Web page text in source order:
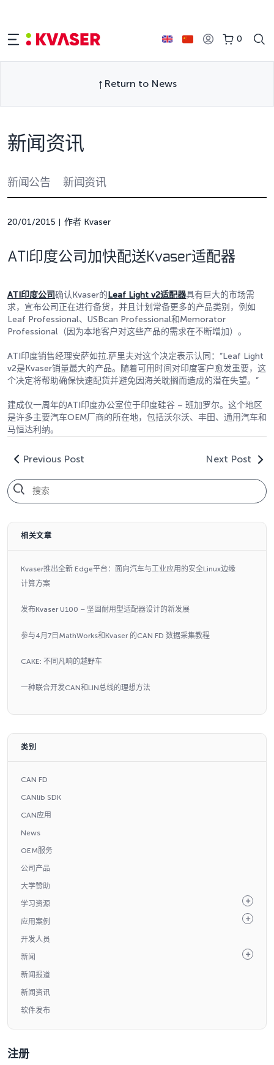
0
Return to News
新闻资讯
新闻公告 新闻资讯
20/01/2015 作者 Kvaser
ATI印度公司加快配送Kvaser适配器
ATI印度公司确认Kvaser的Leaf Light v2适配器具有巨大的市场需
求，宣布公司正在进行备货，并且计划常备更多的产品类别，例如
Leaf Professional、USBcan Professional和Memorator
Professional（因为本地客户对这些产品的需求在不断增加）。
ATI印度销售经理安萨如拉.萨里夫对这个决定表示认同：“Leaf Light
v2是Kvaser销量最大的产品。随着可用时间对印度客户愈发重要，这
个决定将帮助确保快速配货并避免因海关耽搁而造成的潜在失望。”
建成仅一周年的ATI印度办公室位于印度硅谷 – 班加罗尔。这个地区
是许多主要汽车OEM厂商的所在地，包括沃尔沃、丰田、通用汽车和
马恒达利纳。
Previous Post Next Post
相关文章
Kvaser推出全新 Edge平台：面向汽车与工业应用的安全Linux边缘
计算方案
发布Kvaser U100 – 坚固耐用型适配器设计的新发展
参与4月7日MathWorks和Kvaser 的CAN FD 数据采集教程
CAKE: 不同凡响的越野车
一种联合开发CAN和LIN总线的理想方法
类别
CAN FD
CANlib SDK
CAN应用
News
OEM服务
公司产品
大学赞助
学习资源
应用案例
开发人员
新闻
新闻报道
新闻资讯
软件发布
注册